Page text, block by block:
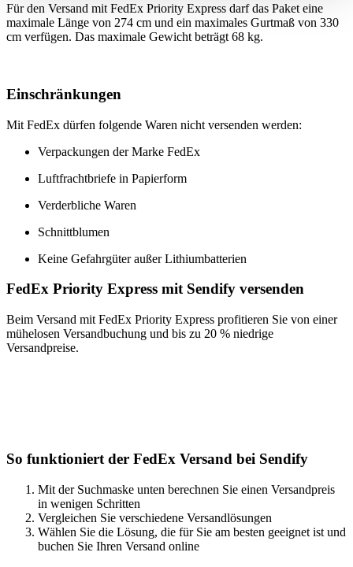
Für den Versand mit FedEx Priority Express darf das Paket eine
maximale Länge von 274 cm und ein maximales Gurtmaß von 330
cm verfügen. Das maximale Gewicht beträgt 68 kg.
Einschränkungen
Mit FedEx dürfen folgende Waren nicht versenden werden:
Verpackungen der Marke FedEx
Luftfrachtbriefe in Papierform
Verderbliche Waren
Schnittblumen
Keine Gefahrgüter außer Lithiumbatterien
FedEx Priority Express mit Sendify versenden
Beim Versand mit FedEx Priority Express profitieren Sie von einer
mühelosen Versandbuchung und bis zu 20 % niedrige
Versandpreise.
So funktioniert der FedEx Versand bei Sendify
Mit der Suchmaske unten berechnen Sie einen Versandpreis
in wenigen Schritten
Vergleichen Sie verschiedene Versandlösungen
Wählen Sie die Lösung, die für Sie am besten geeignet ist und
buchen Sie Ihren Versand online